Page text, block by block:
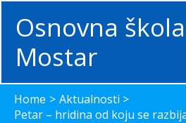
content
Osnovna
Mostar
Home
Aktualnosti
Petar – hridina od koju se